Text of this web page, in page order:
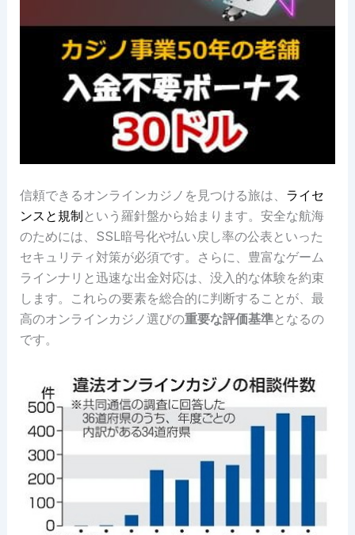
信頼できるオンラインカジノを見つける旅は、 ライセ
ンスと規制 という羅針盤から始まります。安全な航海
のためには、SSL暗号化や払い戻し率の公表といった
セキュリティ対策が必須です。さらに、豊富なゲーム
ラインナリと迅速な出金対応は、没入的な体験を約束
します。これらの要素を総合的に判断することが、最
高のオンラインカジノ選びの重要な評価基準となるの
です。